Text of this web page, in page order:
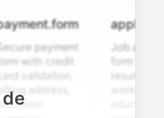
payment
with credit
validation,
Job application
form with
resume upload,